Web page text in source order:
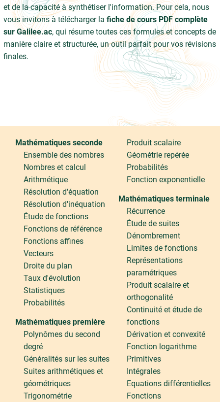
et de la capacité à synthétiser l'information. Pour cela, nous
vous invitons à télécharger la fiche de cours PDF complète
sur Galilee.ac, qui résume toutes ces formules et concepts de
manière claire et structurée, un outil parfait pour vos révisions
finales.
Mathématiques seconde
Ensemble des nombres
Nombres et calcul
Arithmétique
Résolution d'équation
Résolution d'inéquation
Étude de fonctions
Fonctions de référence
Fonctions affines
Vecteurs
Droite du plan
Taux d'évolution
Statistiques
Probabilités
Mathématiques première
Polynômes du second
degré
Généralités sur les suites
Suites arithmétiques et
géométriques
Trigonométrie
Produit scalaire
Géométrie repérée
Probabilités
Fonction exponentielle
Mathématiques terminale
Récurrence
Étude de suites
Dénombrement
Limites de fonctions
Représentations
paramétriques
Produit scalaire et
orthogonalité
Continuité et étude de
fonctions
Dérivation et convexité
Fonction logarithme
Primitives
Intégrales
Equations différentielles
Fonctions